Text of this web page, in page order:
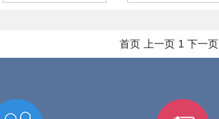
首页 上一页 1 下一页